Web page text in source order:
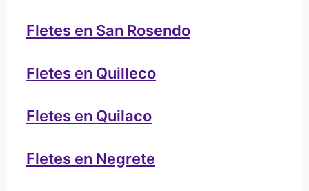
Fletes en San Rosendo
Fletes en Quilleco
Fletes en Quilaco
Fletes en Negrete